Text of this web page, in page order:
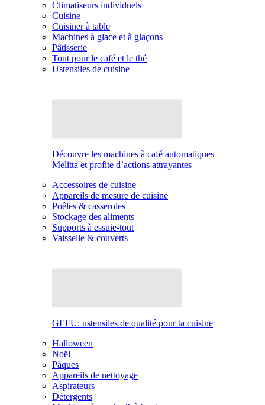
Climatiseurs individuels
Cuisine
Cuisiner à table
Machines à glace et à glaçons
Pâtisserie
Tout pour le café et le thé
Ustensiles de cuisine
Découvre les machines à café automatiques
Melitta et profite d’actions attrayantes
Accessoires de cuisine
Appareils de mesure de cuisine
Poêles & casseroles
Stockage des aliments
Supports à essuie-tout
Vaisselle & couverts
GEFU: ustensiles de qualité pour ta cuisine
Halloween
Noël
Pâques
Appareils de nettoyage
Aspirateurs
Détergents